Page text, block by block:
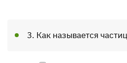
3. Как называется